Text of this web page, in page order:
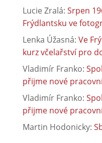
Lucie Zralá: Srpen
Frýdlantsku ve
Lenka Úžasná: Ve
kurz včelařství pro
Vladimír Franko:
přijme nové
Vladimír Franko:
přijme nové
Martin Hodonicky: